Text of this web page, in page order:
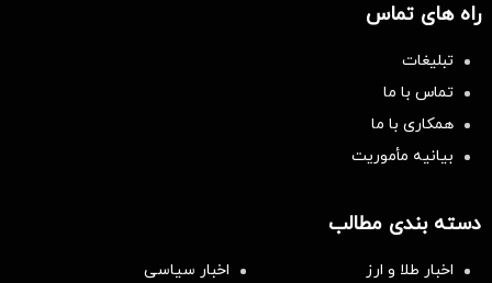
راه های تماس
تبلیغات
تماس با ما
همکاری با ما
بیانیه مأموریت
دسته بندی مطالب
اخبار طلا و ارز
اخبار سیاسی